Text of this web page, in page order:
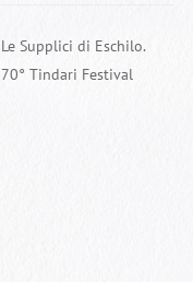
Le Supplici di Eschilo.
70° Tindari Festival